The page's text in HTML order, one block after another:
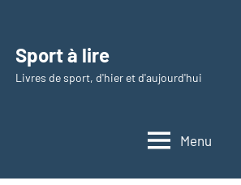
Sport à lire
Livres de sport, d'hier et d'aujourd'hui
Menu